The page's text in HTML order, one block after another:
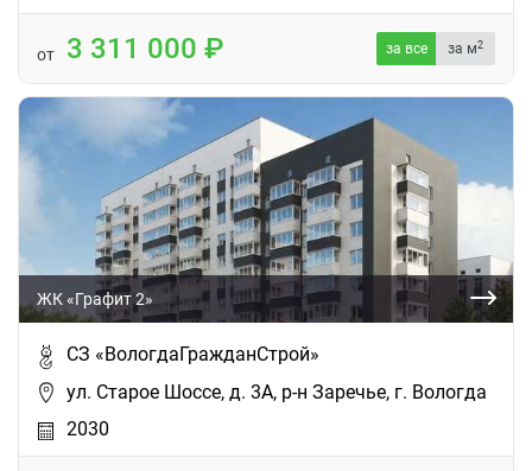
от 3 311 000 за все за м2
ЖК «Графит 2»
СЗ «ВологдаГражданСтрой»
ул. Старое Шоссе, д. 3А, р-н Заречье, г. Вологда
2030